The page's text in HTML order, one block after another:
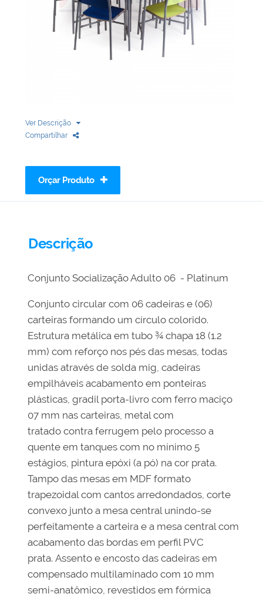
Ver Descrição
Compartilhar
Orçar Produto
Descrição
Conjunto Socialização Adulto 06 - Platinum
Conjunto circular com 06 cadeiras e (06)
carteiras formando um círculo colorido.
Estrutura metálica em tubo ¾ chapa 18 (1.2
mm) com reforço nos pés das mesas, todas
unidas através de solda mig, cadeiras
empilháveis acabamento em ponteiras
plásticas, gradil porta-livro com ferro maciço
07 mm nas carteiras, metal com
tratado contra ferrugem pelo processo a
quente em tanques com no mínimo 5
estágios, pintura epóxi (a pó) na cor prata.
Tampo das mesas em MDF formato
trapezoidal com cantos arredondados, corte
convexo junto a mesa central unindo-se
perfeitamente a carteira e a mesa central com
acabamento das bordas em perfil PVC
prata. Assento e encosto das cadeiras em
compensado multilaminado com 10 mm
semi-anatômico, revestidos em fórmica
Linha Wood Prime
Cadeira especial